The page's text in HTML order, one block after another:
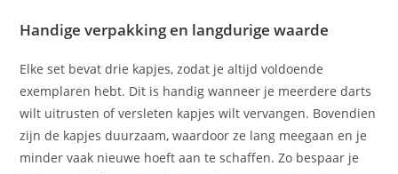
Handige verpakking en langdurige waarde
Elke set bevat drie kapjes, zodat je altijd voldoende
exemplaren hebt. Dit is handig wanneer je meerdere darts
wilt uitrusten of versleten kapjes wilt vervangen. Bovendien
zijn de kapjes duurzaam, waardoor ze lang meegaan en je
minder vaak nieuwe hoeft aan te schaffen. Zo bespaar je